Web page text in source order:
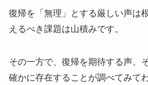
復帰を「無理」とする厳しい声は
えるべき課題は山積みです。
その一方で、復帰を期待する声、
確かに存在することが調べてみて